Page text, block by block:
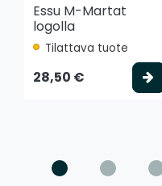
Essu M-Martat
logolla
Tilattava tuote
28,50 €